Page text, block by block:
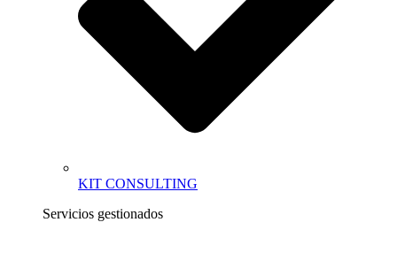
KIT CONSULTING
Servicios gestionados